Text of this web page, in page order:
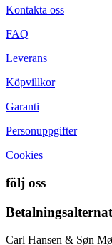
Kontakta oss
FAQ
Leverans
Köpvillkor
Garanti
Personuppgifter
Cookies
följ oss
Carl Hansen & Søn